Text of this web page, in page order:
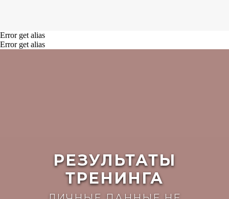
Error get alias
Error get alias
РЕЗУЛЬТАТЫ
ТРЕНИНГА